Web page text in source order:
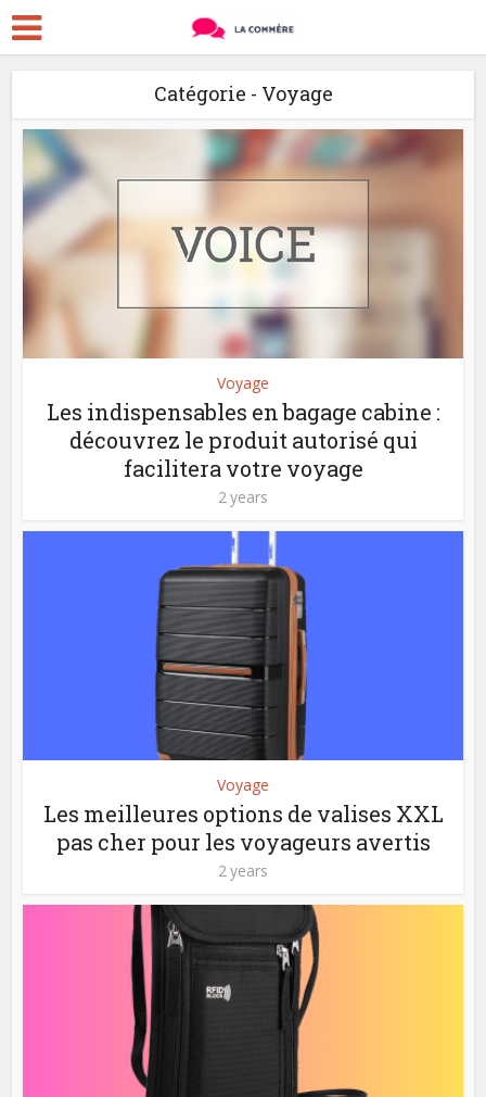
Catégorie - Voyage
Voyage
Les indispensables en bagage cabine :
découvrez le produit autorisé qui
facilitera votre voyage
2 years
Voyage
Les meilleures options de valises XXL
pas cher pour les voyageurs avertis
2 years